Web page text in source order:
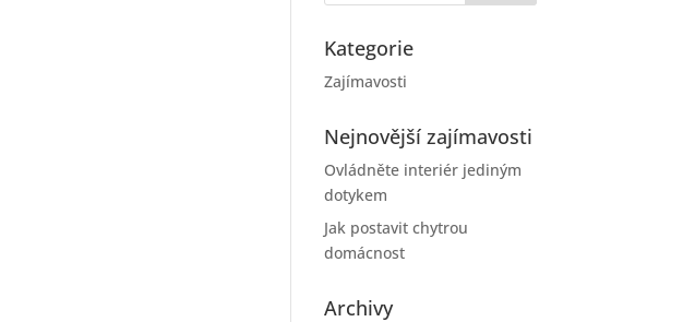
Kategorie
Zajímavosti
Nejnovější zajímavosti
Ovládněte interiér jediným
dotykem
Jak postavit chytrou
domácnost
Archivy